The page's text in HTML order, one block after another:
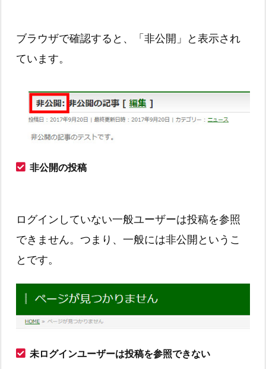
ブラウザで確認すると、「非公開」と表示され
ています。
非公開の投稿
ログインしていない一般ユーザーは投稿を参照
できません。つまり、一般には非公開というこ
とです。
未ログインユーザーは投稿を参照できない